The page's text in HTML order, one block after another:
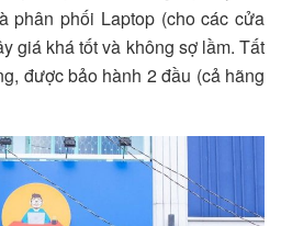
phân phối Laptop (cho các cửa
giá khá tốt và không sợ lầm. Tất
được bảo hành 2 đầu (cả hãng